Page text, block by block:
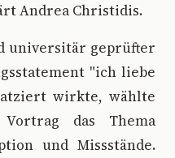
Andrea Christidis.
universitär geprüfter
"ich liebe
wirkte, wählte
das Thema
und Missstände.